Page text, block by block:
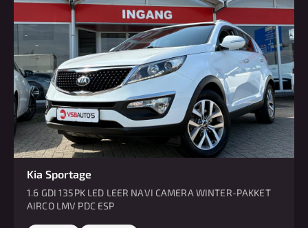
Kia Sportage
1.6 GDI 135PK LED LEER NAVI CAMERA WINTER-PAKKET
AIRCO LMV PDC ESP